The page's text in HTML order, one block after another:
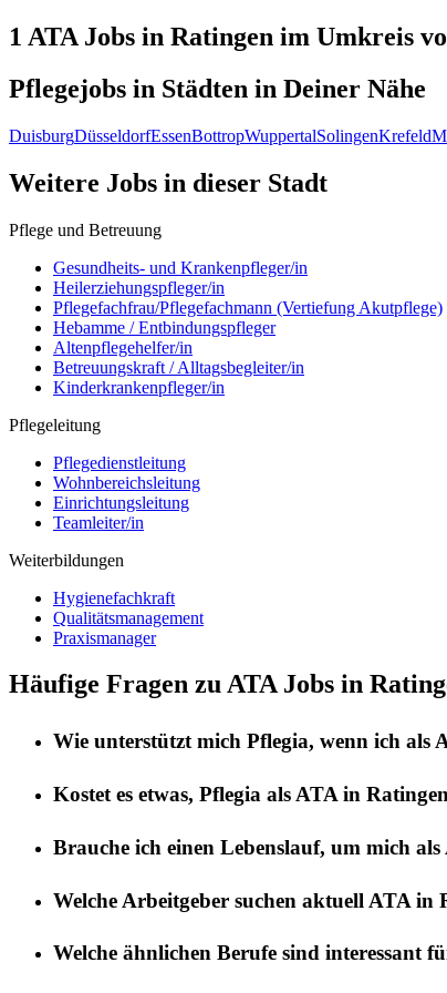
1 ATA Jobs in Ratingen im Umkreis
Pflegejobs in Städten in Deiner Nähe
DuisburgDüsseldorfEssenBottropWuppertalSolingenKrefeld
Weitere Jobs in dieser Stadt
Pflege und Betreuung
Gesundheits- und Krankenpfleger/in
Heilerziehungspfleger/in
Pflegefachfrau/Pflegefachmann (Vertiefung Akutpflege)
Hebamme / Entbindungspfleger
Altenpflegehelfer/in
Betreuungskraft / Alltagsbegleiter/in
Kinderkrankenpfleger/in
Pflegeleitung
Pflegedienstleitung
Wohnbereichsleitung
Einrichtungsleitung
Teamleiter/in
Weiterbildungen
Hygienefachkraft
Qualitätsmanagement
Praxismanager
Häufige Fragen zu ATA Jobs in
Wie unterstützt mich Pflegia, wenn ich als
Kostet es etwas, Pflegia als ATA in Ratingen
Brauche ich einen Lebenslauf, um mich als
Welche Arbeitgeber suchen aktuell ATA in
Welche ähnlichen Berufe sind interessant